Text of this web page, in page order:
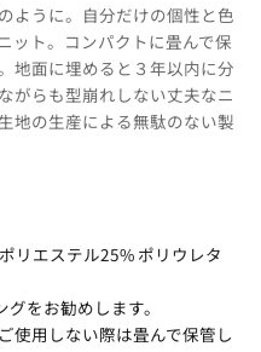
ように。自分だけの個性と色
ット。コンパクトに畳んで保
地面に埋めると３年以内に分
がらも型崩れしない丈夫なニ
地の生産による無駄のない製
リエステル25% ポリウレタ
をお勧めします。
使用しない際は畳んで保管し